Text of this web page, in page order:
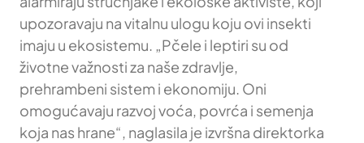
upozoravaju na vitalnu ulogu koju ovi insekti
imaju u ekosistemu. „Pčele i leptiri su od
životne važnosti za naše zdravlje,
prehrambeni sistem i ekonomiju. Oni
omogućavaju razvoj voća, povrća i semenja
koja nas hrane“, naglasila je izvršna direktorka